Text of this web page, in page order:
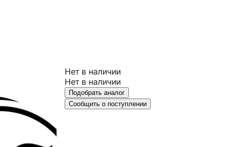
Нет в наличии
Нет в наличии
Подобрать аналог
Сообщить о поступлении